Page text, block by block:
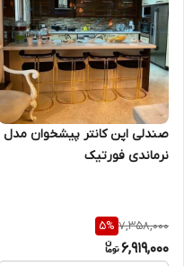
صندلی اپن کانتر پیشخوان مدل
نرماندی فورتیک
7,358,000
5%
6,919,000